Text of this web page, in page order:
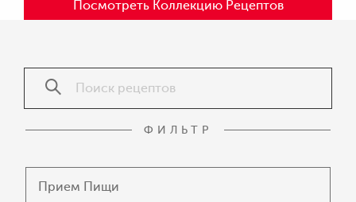
Посмотреть Коллекцию Рецептов
ФИЛЬТР